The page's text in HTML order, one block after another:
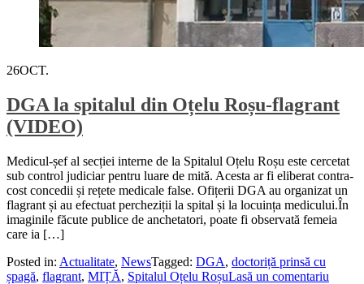
26OCT.
DGA la spitalul din Oțelu Roșu-flagrant
(VIDEO)
Medicul-șef al secției interne de la Spitalul Oțelu Roșu este cercetat
sub control judiciar pentru luare de mită. Acesta ar fi eliberat contra-
cost concedii și rețete medicale false. Ofițerii DGA au organizat un
flagrant și au efectuat percheziții la spital și la locuința medicului.În
imaginile făcute publice de anchetatori, poate fi observată femeia
care ia […]
Posted in: Actualitate, NewsTagged: DGA, doctoriță prinsă cu
șpagă, flagrant, MIȚĂ, Spitalul Oțelu RoșuLasă un comentariu